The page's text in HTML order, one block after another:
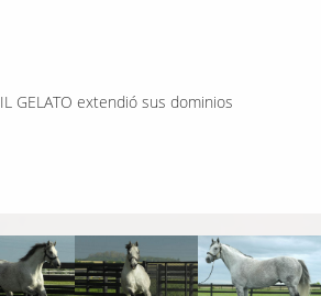
IL GELATO extendió sus dominios